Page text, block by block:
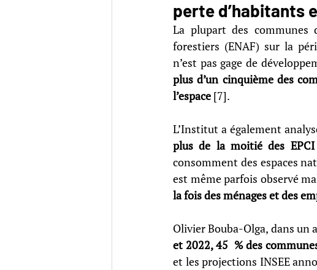
perte d’habitants
La plupart des communes
forestiers (ENAF) sur la
plus d’un cinquième des
l’espace [7].
L’Institut a également
plus de la moitié des
consomment des espaces
est même parfois observé
la fois des ménages et des
Olivier Bouba-Olga, dans un
et 2022, 45  % des
et les projections INSEE